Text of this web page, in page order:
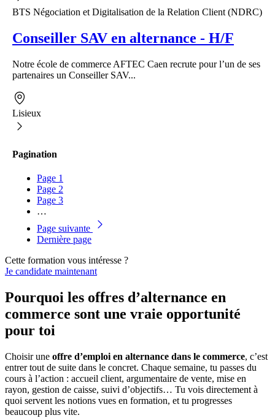
BTS Négociation et Digitalisation de la Relation Client (NDRC)
Conseiller SAV en alternance - H/F
Notre école de commerce AFTEC Caen recrute pour l’un de ses
partenaires un Conseiller SAV...
Lisieux
Pagination
Page 1
Page 2
Page 3
…
Page suivante
Dernière page
Cette formation vous intéresse ?
Je candidate maintenant
Pourquoi les offres d’alternance en
commerce sont une vraie opportunité
pour toi
Choisir une offre d’emploi en alternance dans le commerce, c’est
entrer tout de suite dans le concret. Chaque semaine, tu passes du
cours à l’action : accueil client, argumentaire de vente, mise en
rayon, gestion de caisse, suivi d’objectifs… Tu vois directement à
quoi servent les notions vues en formation, et tu progresses
beaucoup plus vite.